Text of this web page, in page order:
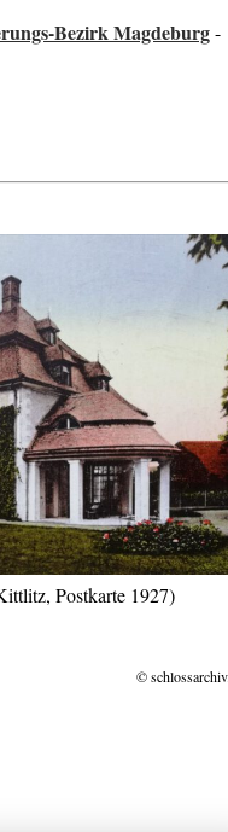
Bezirk Magdeburg-
Postkarte 1927)
©